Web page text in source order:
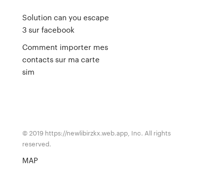
Solution can you escape
3 sur facebook
Comment importer mes
contacts sur ma carte
sim
© 2019 https://newlibirzkx.web.app, Inc. All rights
reserved.
MAP